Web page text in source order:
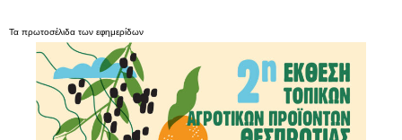
Τα πρωτοσέλιδα των εφημερίδων